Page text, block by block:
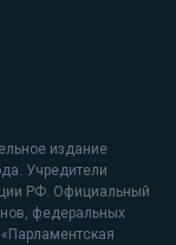
издание
Учредители
РФ. Официальный
федеральных